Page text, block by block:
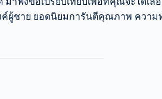
งค์ผู้ชาย ยอดนิยมการันตีคุณภาพ ควา